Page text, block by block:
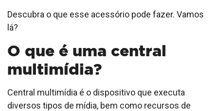
Descubra o que esse acessório pode fazer. Vamos
lá?
O que é uma central
multimídia?
Central multimídia é o dispositivo que executa
diversos tipos de mídia, bem como recursos de